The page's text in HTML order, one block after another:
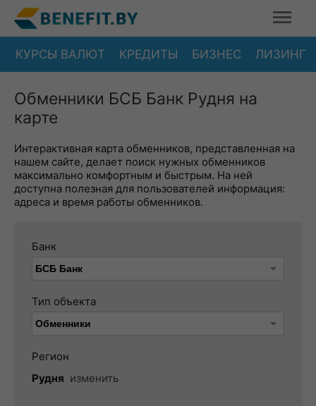
КУРСЫ ВАЛЮТ КРЕДИТЫ БИЗНЕС ЛИЗИНГ
Обменники БСБ Банк Рудня на
карте
Интерактивная карта обменников, представленная на
нашем сайте, делает поиск нужных обменников
максимально комфортным и быстрым. На ней
доступна полезная для пользователей информация:
адреса и время работы обменников.
Банк
Тип объекта
Регион
Рудня изменить